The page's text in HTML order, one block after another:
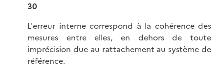
30
L'erreur interne correspond à la cohérence des
mesures entre elles, en dehors de toute
imprécision due au rattachement au système de
référence.